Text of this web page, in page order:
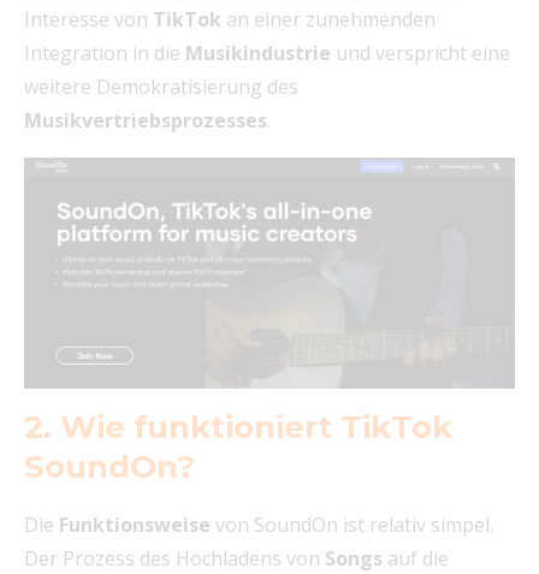
Interesse von TikTok an einer zunehmenden
Integration in die Musikindustrie und verspricht eine
weitere Demokratisierung des
Musikvertriebsprozesses.
2. Wie funktioniert TikTok
SoundOn?
Die Funktionsweise von SoundOn ist relativ simpel.
Der Prozess des Hochladens von Songs auf die